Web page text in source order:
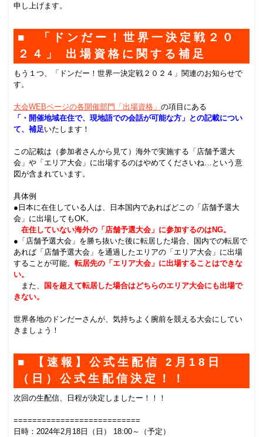
申し上げます。
■ 「ドンだー！世界一決定戦２０
２４」 出場資格に関する補足
もう１つ、「ドンだー！世界一決定戦２０２４」関連のお知らせで
す。
大会WEBページの各開催部門「出場資格」の項目にある
「・開催地域在住で、現地語での会話が可能な方」との記載につい
て、補足いたします！
この記載は（参加者さんから見て）海外で実施する「店舗予選大
会」や「エリア大会」に出場するのはやめてくださいね…という意
図が含まれています。
具体例
●日本に在住している人は、日本国内であればどこの「店舗予選大
会」に出場してもOK。
在住していない海外の「店舗予選大会」に参加するのはNG。
●「店舗予選大会」を勝ち抜いた後に転居した場合、国内での転居で
あれば「店舗予選大会」を通過したエリアの「エリア大会」に出場
することが可能。転居先の「エリア大会」に出場することはできな
い。
また、
国を超えて転居した場合はどちらのエリア大会にも出場で
きない。
世界各地のドンだーさんが、気持ちよく腕前を競える大会にしてい
きましょう！
■ 【速報】公式生配信 2月18日
（日）公式生配信決定！！
次回の生配信、日程が決定しましたー！！！
===========================
日時：2024年2月18日（日） 18:00～（予定）